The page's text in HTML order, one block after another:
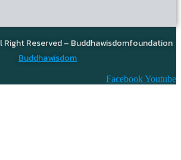
Right Reserved – Buddhawisdomfoundation
Buddhawisdom
FacebookYoutube